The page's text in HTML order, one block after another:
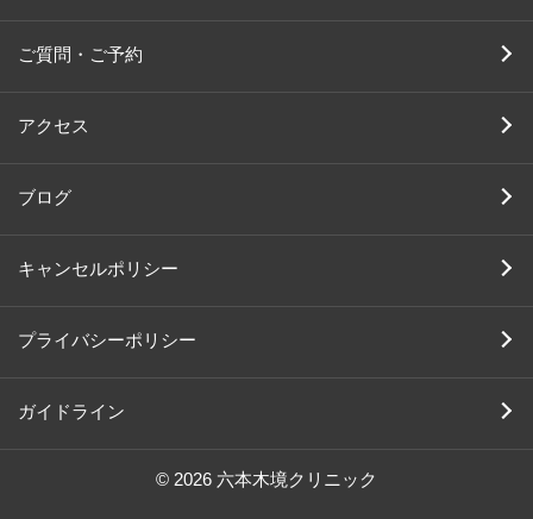
ご質問・ご予約
アクセス
ブログ
キャンセルポリシー
プライバシーポリシー
ガイドライン
© 2026 六本木境クリニック